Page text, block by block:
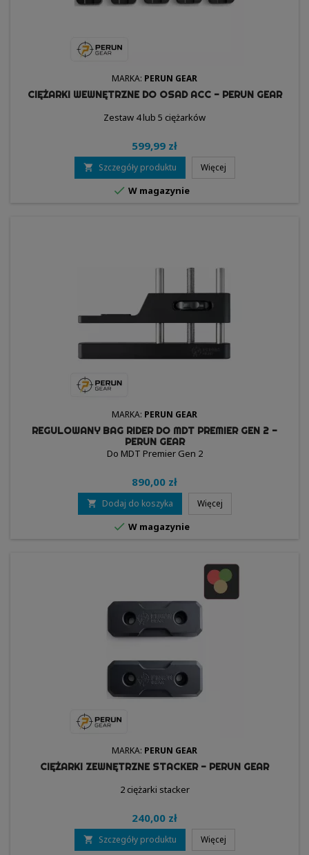
MARKA: PERUN GEAR
CIĘŻARKI WEWNĘTRZNE DO OSAD ACC - PERUN GEAR
Zestaw 4 lub 5 ciężarków
599,99 zł
 Szczegóły produktu Więcej
 W magazynie
MARKA: PERUN GEAR
REGULOWANY BAG RIDER DO MDT PREMIER GEN 2 -
PERUN GEAR
Do MDT Premier Gen 2
890,00 zł
 Dodaj do koszyka Więcej
 W magazynie
MARKA: PERUN GEAR
CIĘŻARKI ZEWNĘTRZNE STACKER - PERUN GEAR
2 ciężarki stacker
240,00 zł
 Szczegóły produktu Więcej